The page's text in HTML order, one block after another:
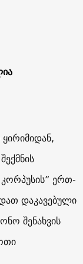
ერთ-
დაკავებული
შენახვის